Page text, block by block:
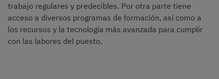
trabajo regulares y predecibles. Por otra parte tiene
acceso a diversos programas de formación, así como a
los recursos y la tecnología más avanzada para cumplir
con las labores del puesto.